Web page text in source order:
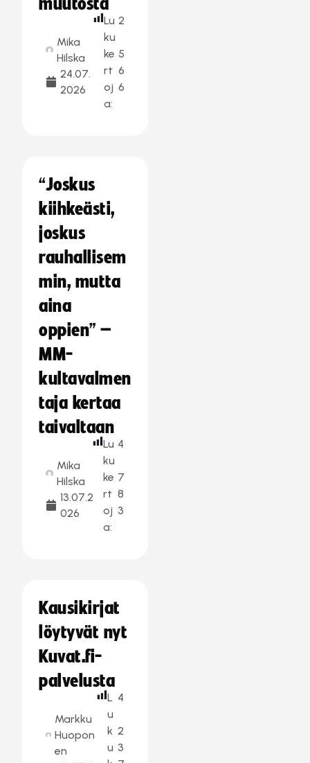
muutosta
Mika
Hilska
24.07.
2026
Lu
ku
ke
rt
oj
a:
2
5
6
6
“Joskus
kiihkeästi,
joskus
rauhallisem
min, mutta
aina
oppien” –
MM-
kultavalmen
taja kertaa
taivaltaan
Mika
Hilska
13.07.2
026
Lu
ku
ke
rt
oj
a:
4
7
8
3
Kausikirjat
löytyvät nyt
Kuvat.fi-
palvelusta
Markku
Huopon
en
L
u
k
u
4
2
3